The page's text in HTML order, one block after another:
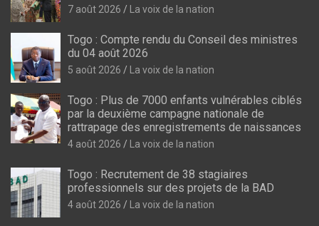
7 août 2026 La voix de la nation
Togo : Compte rendu du Conseil des ministres
du 04 août 2026
5 août 2026 La voix de la nation
Togo : Plus de 7000 enfants vulnérables ciblés
par la deuxième campagne nationale de
rattrapage des enregistrements de naissances
4 août 2026 La voix de la nation
Togo : Recrutement de 38 stagiaires
professionnels sur des projets de la BAD
4 août 2026 La voix de la nation